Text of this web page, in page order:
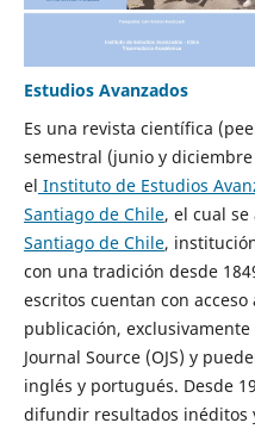
Estudios Avanzados
Es una revista científica
semestral (junio y
el Instituto de Estudios
Santiago de Chile, el cual se
Santiago de Chile,
con una tradición desde
escritos cuentan con
publicación,
Journal Source (OJS) y
inglés y portugués. Desde
difundir resultados inéditos